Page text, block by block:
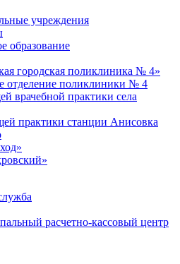
учреждения
образование
городская поликлиника № 4»
отделение поликлиники № 4
врачебной практики села
практики станции Анисовка